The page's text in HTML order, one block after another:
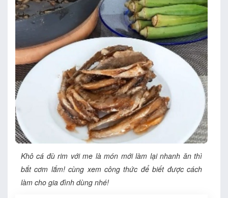
Khô cá đù rim với me là món mới làm lại nhanh ăn thì
bắt cơm lắm! cùng xem công thức để biết được cách
làm cho gia đình dùng nhé!